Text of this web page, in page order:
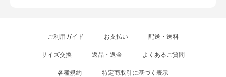
ご利用ガイド お支払い 配送・送料
サイズ交換 返品・返金 よくあるご質問
各種規約 特定商取引に基づく表示